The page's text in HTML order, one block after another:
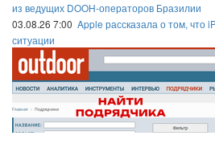
из ведущих DOOH-операторов Бразилии
03.08.26 7:00 Apple рассказала о том, что
ситуации